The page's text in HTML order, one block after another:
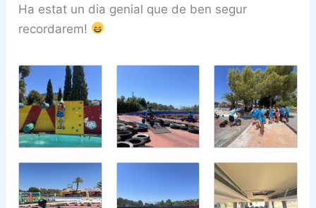
Ha estat un dia genial que de ben segur
recordarem!